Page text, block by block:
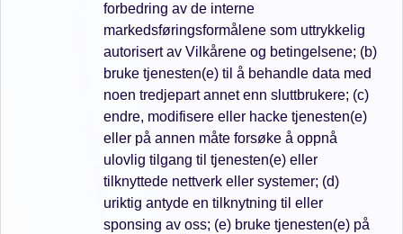
forbedring av de interne
markedsføringsformålene som uttrykkelig
autorisert av Vilkårene og betingelsene; (b)
bruke tjenesten(e) til å behandle data med
noen tredjepart annet enn sluttbrukere; (c)
endre, modifisere eller hacke tjenesten(e)
eller på annen måte forsøke å oppnå
ulovlig tilgang til tjenesten(e) eller
tilknyttede nettverk eller systemer; (d)
uriktig antyde en tilknytning til eller
sponsing av oss; (e) bruke tjenesten(e) på